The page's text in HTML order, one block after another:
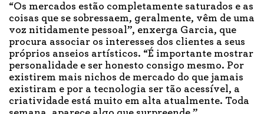
“Os mercados estão completamente saturados e as
coisas que se sobressaem, geralmente, vêm de uma
voz nitidamente pessoal”, enxerga Garcia, que
procura associar os interesses dos clientes a seus
próprios anseios artísticos. “É importante mostrar
personalidade e ser honesto consigo mesmo. Por
existirem mais nichos de mercado do que jamais
existiram e por a tecnologia ser tão acessível, a
criatividade está muito em alta atualmente. Toda